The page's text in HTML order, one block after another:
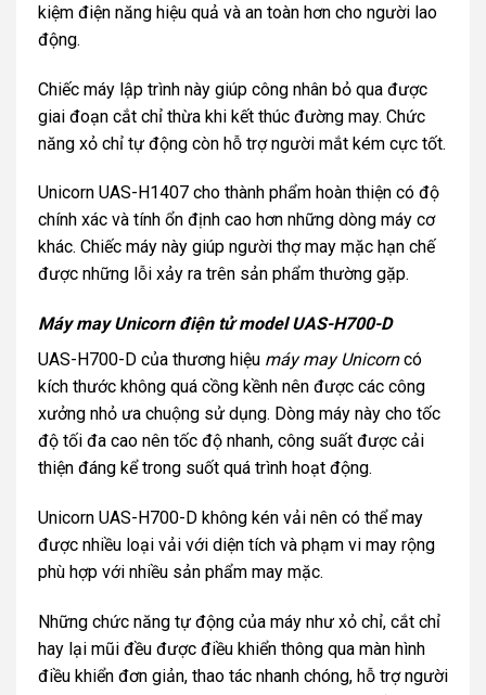
kiệm điện năng hiệu quả và an toàn hơn cho người lao
động.
Chiếc máy lập trình này giúp công nhân bỏ qua được
giai đoạn cắt chỉ thừa khi kết thúc đường may. Chức
năng xỏ chỉ tự động còn hỗ trợ người mắt kém cực tốt.
Unicorn UAS-H1407 cho thành phẩm hoàn thiện có độ
chính xác và tính ổn định cao hơn những dòng máy cơ
khác. Chiếc máy này giúp người thợ may mặc hạn chế
được những lỗi xảy ra trên sản phẩm thường gặp.
Máy may Unicorn điện tử model UAS-H700-D
UAS-H700-D của thương hiệu máy may Unicorncó
kích thước không quá cồng kềnh nên được các công
xưởng nhỏ ưa chuộng sử dụng. Dòng máy này cho tốc
độ tối đa cao nên tốc độ nhanh, công suất được cải
thiện đáng kể trong suốt quá trình hoạt động.
Unicorn UAS-H700-D không kén vải nên có thể may
được nhiều loại vải với diện tích và phạm vi may rộng
phù hợp với nhiều sản phẩm may mặc.
Những chức năng tự động của máy như xỏ chỉ, cắt chỉ
hay lại mũi đều được điều khiển thông qua màn hình
điều khiển đơn giản, thao tác nhanh chóng, hỗ trợ người